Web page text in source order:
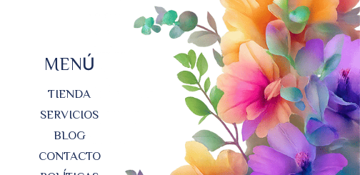
MENÚ
TIENDA
SERVICIOS
BLOG
CONTACTO